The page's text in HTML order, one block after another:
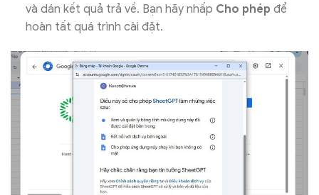
và dán kết quả trả về. Bạn hãy nhấp Cho phép để
hoàn tất quá trình cài đặt.